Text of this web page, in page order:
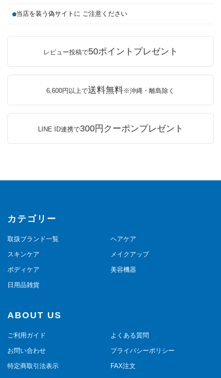
当店を装う偽サイトに ご注意ください
レビュー投稿で50ポイントプレゼント
6,600円以上で送料無料※沖縄・離島除く
LINE ID連携で300円クーポンプレゼント
カテゴリー
取扱ブランド一覧 ヘアケア
スキンケア メイクアップ
ボディケア 美容機器
日用品雑貨
ABOUT US
ご利用ガイド よくある質問
お問い合わせ プライバシーポリシー
特定商取引法表示 FAX注文